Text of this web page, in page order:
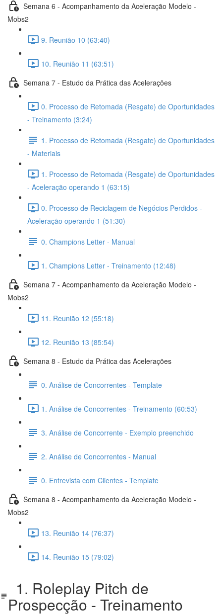
Semana 6 - Acompanhamento da Aceleração Modelo -
Mobs2
9. Reunião 10 (63:40)
10. Reunião 11 (63:51)
Semana 7 - Estudo da Prática das Acelerações
0. Processo de Retomada (Resgate) de Oportunidades
- Treinamento (3:24)
1. Processo de Retomada (Resgate) de Oportunidades
- Materiais
1. Processo de Retomada (Resgate) de Oportunidades
- Aceleração operando 1 (63:15)
0. Processo de Reciclagem de Negócios Perdidos -
Aceleração operando 1 (51:30)
0. Champions Letter - Manual
1. Champions Letter - Treinamento (12:48)
Semana 7 - Acompanhamento da Aceleração Modelo -
Mobs2
11. Reunião 12 (55:18)
12. Reunião 13 (85:54)
Semana 8 - Estudo da Prática das Acelerações
0. Análise de Concorrentes - Template
1. Análise de Concorrentes - Treinamento (60:53)
3. Análise de Concorrente - Exemplo preenchido
2. Análise de Concorrentes - Manual
0. Entrevista com Clientes - Template
Semana 8 - Acompanhamento da Aceleração Modelo -
Mobs2
13. Reunião 14 (76:37)
14. Reunião 15 (79:02)
1. Roleplay Pitch de
Prospecção - Treinamento